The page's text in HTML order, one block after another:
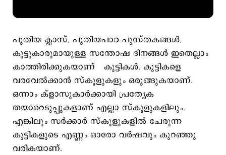
പുതിയ ക്ലാസ്, പുതിയപാഠ പുസ്തകങ്ങള്‍,
കൂട്ടുകാരുമായുള്ള സന്തോഷ ദിനങ്ങള്‍ ഇതെല്ലാം
കാത്തിരിക്കുകയാണ് കുട്ടികള്‍. കുട്ടികളെ
വരവേല്‍ക്കാന്‍ സ്കൂളുകളും ഒരുങ്ങുകയാണ്.
ഒന്നാം ക്ളാസുകാര്‍ക്കായി പ്രത്യേക
തയാറെടുപ്പുകളാണ് എല്ലാ സ്കൂളുകളിലും.
എങ്കിലും സര്‍ക്കാര്‍ സ്കൂളുകളില്‍ ചേരുന്ന
കുട്ടികളുടെ എണ്ണം ഒാരോ വര്‍ഷവും കുറഞ്ഞു
വരികയാണ്.